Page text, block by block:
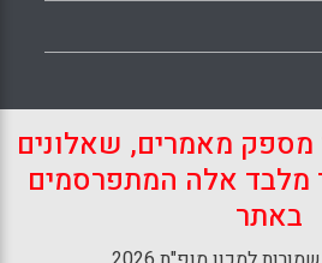
מספק מאמרים, שאלונים
מלבד אלה המתפרסמים
באתר